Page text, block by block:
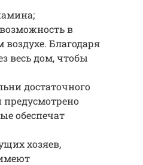
в
Благодаря
весь дом, чтобы
достаточного
предусмотрено
обеспечат
хозяев,